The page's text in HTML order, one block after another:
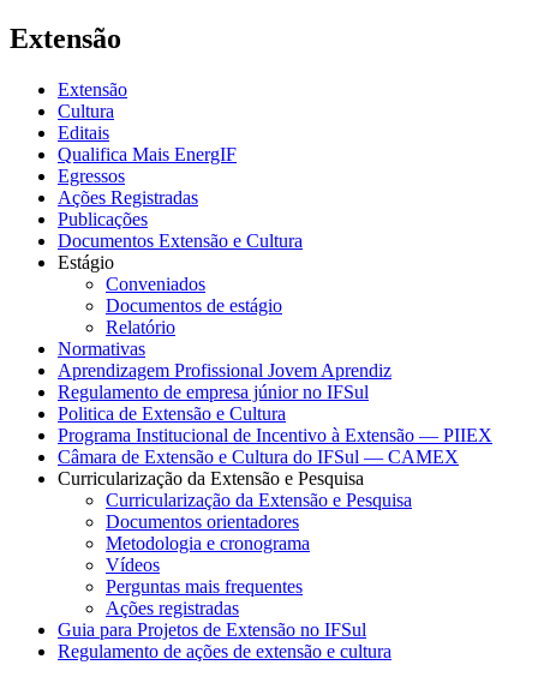
Extensão
Extensão
Cultura
Editais
Qualifica Mais EnergIF
Egressos
Ações Registradas
Publicações
Documentos Extensão e Cultura
Estágio
Conveniados
Documentos de estágio
Relatório
Normativas
Aprendizagem Profissional Jovem Aprendiz
Regulamento de empresa júnior no IFSul
Politica de Extensão e Cultura
Programa Institucional de Incentivo à Extensão — PIIEX
Câmara de Extensão e Cultura do IFSul — CAMEX
Curricularização da Extensão e Pesquisa
Curricularização da Extensão e Pesquisa
Documentos orientadores
Metodologia e cronograma
Vídeos
Perguntas mais frequentes
Ações registradas
Guia para Projetos de Extensão no IFSul
Regulamento de ações de extensão e cultura